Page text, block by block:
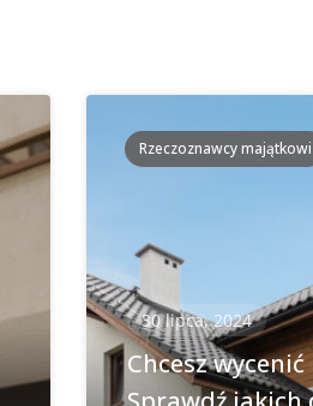
Rzeczoznawcy majątkowi
30 lipca, 2024
Chcesz